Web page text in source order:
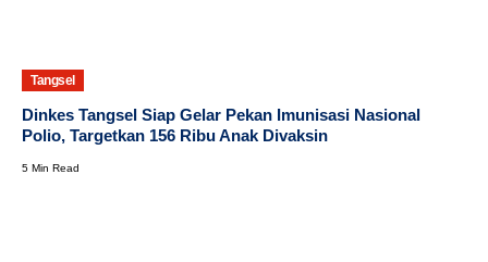
Tangsel
Dinkes Tangsel Siap Gelar Pekan Imunisasi Nasional
Polio, Targetkan 156 Ribu Anak Divaksin
5 Min Read